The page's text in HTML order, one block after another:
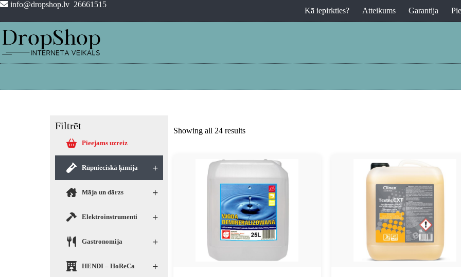
info@dropshop.lv 26661515
Kā iepirkties? Atteikums Garantija
Filtrēt
Pieejams uzreiz
+
Rūpnieciskā ķīmija
+
Māja un dārzs
+
Elektroinstrumenti
+
Gastronomija
+
HENDI – HoReCa
Showing all 24 results